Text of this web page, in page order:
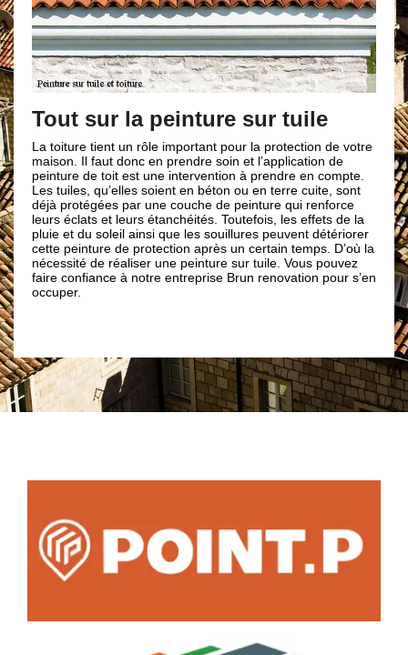
sur la peinture sur tuile
tient un rôle important pour la protection de votre
Il faut donc en prendre soin et l’application de
de toit est une intervention à prendre en compte.
tuiles, qu’elles soient en béton ou en terre cuite, sont
protégées par une couche de peinture qui renforce
éclats et leurs étanchéités. Toutefois, les effets de la
et du soleil ainsi que les souillures peuvent détériorer
peinture de protection après un certain temps. D’où la
de réaliser une peinture sur tuile. Vous pouvez
confiance à notre entreprise Brun renovation pour s’en
Une
clients
Nous
de la peindre.
autre puisque
revêtement.
succès, notre
met à votre
Nous
adopterons
voulu. Par
choix. En
que nous
hauteur de